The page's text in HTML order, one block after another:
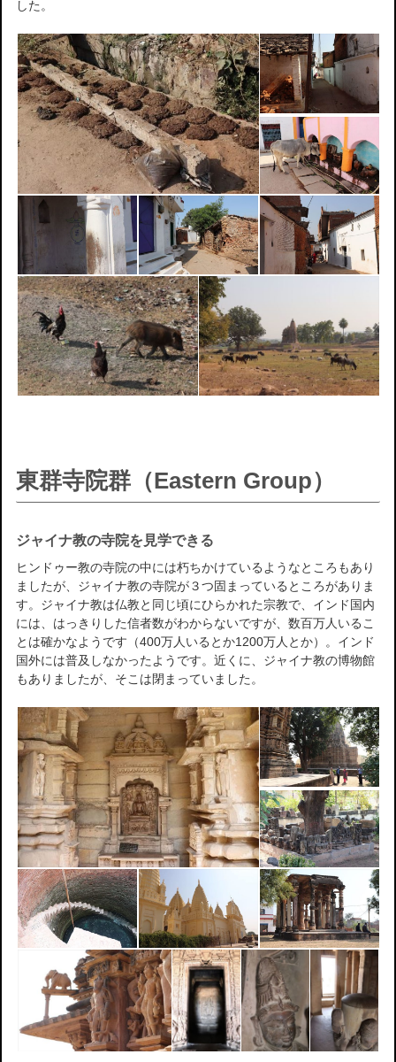
した。
東群寺院群（Eastern Group）
ジャイナ教の寺院を見学できる
ヒンドゥー教の寺院の中には朽ちかけているようなところもあり
ましたが、ジャイナ教の寺院が３つ固まっているところがありま
す。ジャイナ教は仏教と同じ頃にひらかれた宗教で、インド国内
には、はっきりした信者数がわからないですが、数百万人いるこ
とは確かなようです（400万人いるとか1200万人とか）。インド
国外には普及しなかったようです。近くに、ジャイナ教の博物館
もありましたが、そこは閉まっていました。